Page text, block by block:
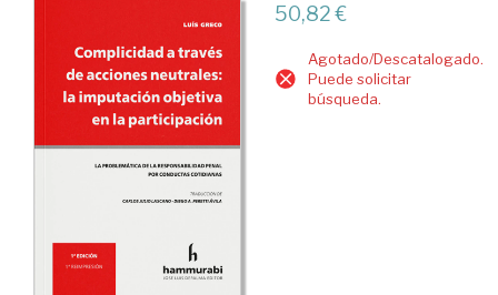
50,82 €
Agotado/Descatalogado.
Puede solicitar
búsqueda.